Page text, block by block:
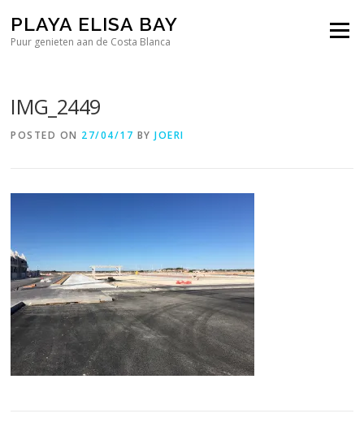
content
PLAYA ELISA BAY
Puur genieten aan de Costa Blanca
Menu
IMG_2449
POSTED ON 27/04/17 BYJOERI